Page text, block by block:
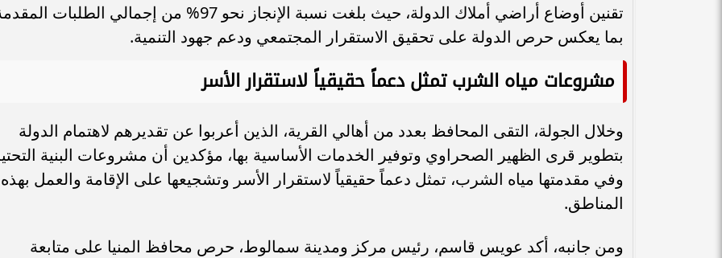
تقنين أوضاع أراضي أملاك الدولة، حيث بلغت نسبة الإنجاز نحو 97% من إجمالي الطلبات
بما يعكس حرص الدولة على تحقيق الاستقرار المجتمعي ودعم جهود التنمية.
مشروعات مياه الشرب تمثل دعماً حقيقياً لاستقرار الأسر
وخلال الجولة، التقى المحافظ بعدد من أهالي القرية، الذين أعربوا عن تقديرهم لاهتمام الدولة
بتطوير قرى الظهير الصحراوي وتوفير الخدمات الأساسية بها، مؤكدين أن مشروعات البنية
وفي مقدمتها مياه الشرب، تمثل دعماً حقيقياً لاستقرار الأسر وتشجيعها على الإقامة والعمل بهذه
المناطق.
ومن جانبه، أكد عويس قاسم، رئيس مركز ومدينة سمالوط، حرص محافظ المنيا على متابعة